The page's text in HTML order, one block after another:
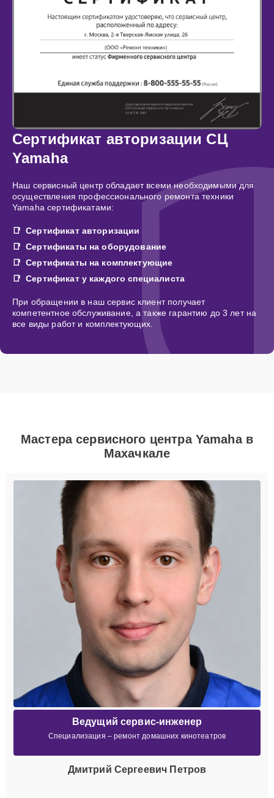
Сертификат авторизации СЦ
Yamaha
Наш сервисный центр обладает всеми необходимыми для
осуществления профессионального ремонта техники
Yamaha сертификатами:
Сертификат авторизации
Сертификаты на оборудование
Сертификаты на комплектующие
Сертификат у каждого специалиста
При обращении в наш сервис клиент получает
компетентное обслуживание, а также гарантию до 3 лет на
все виды работ и комплектующих.
Мастера сервисного центра Yamaha в
Махачкале
Ведущий сервис-инженер
Специализация – ремонт домашних кинотеатров
Дмитрий Сергеевич Петров